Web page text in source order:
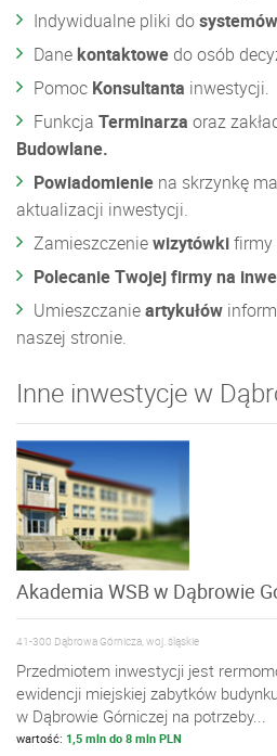
Indywidualne pliki do
Dane kontaktowe do osób
Pomoc Konsultanta inwestycji.
Funkcja Terminarza oraz
Budowlane.
Powiadomienie na skrzynkę
aktualizacji inwestycji.
Zamieszczeniewizytówkifirmy
Polecanie Twojej firmy na
Umieszczanieartykułów
naszej stronie.
Inne inwestycje w
Akademia WSB w Dąbrowie
41-300 Dąbrowa Górnicza, woj. śląskie
Przedmiotem inwestycji jest
ewidencji miejskiej zabytków
w Dąbrowie Górniczej na potrzeby...
wartość: 1,5 mln do 8 mln PLN